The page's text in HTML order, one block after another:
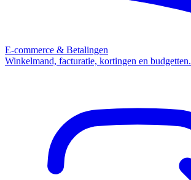
E-commerce & Betalingen
Winkelmand, facturatie, kortingen en budgetten.